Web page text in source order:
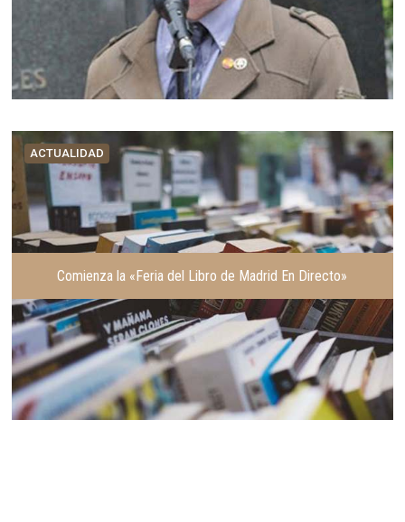
ACTUALIDAD
Comienza la «Feria del Libro de Madrid En Directo»